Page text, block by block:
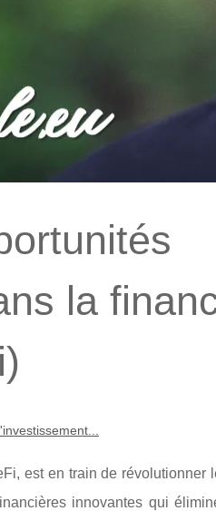
la
est en train de révolutionner
innovantes qui